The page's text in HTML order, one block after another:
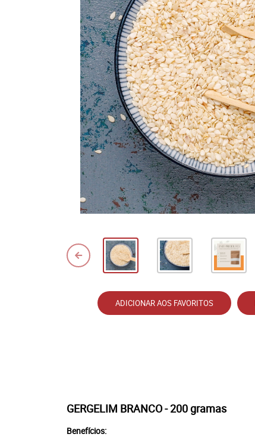
ADICIONAR AOS FAVORITOS
GERGELIM BRANCO - 200 gramas
Benefícios: